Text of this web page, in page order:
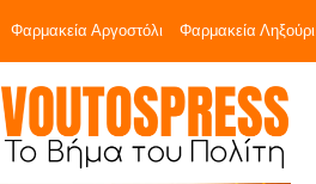
Φαρμακεία Αργοστόλι Φαρμακεία Ληξούρι